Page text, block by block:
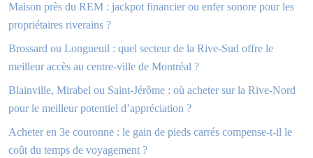
Maison près du REM : jackpot financier ou enfer sonore pour les
propriétaires riverains ?
Brossard ou Longueuil : quel secteur de la Rive-Sud offre le
meilleur accès au centre-ville de Montréal ?
Blainville, Mirabel ou Saint-Jérôme : où acheter sur la Rive-Nord
pour le meilleur potentiel d’appréciation ?
Acheter en 3e couronne : le gain de pieds carrés compense-t-il le
coût du temps de voyagement ?